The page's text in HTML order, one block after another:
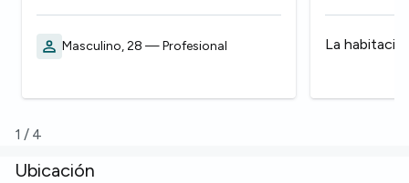
Masculino, 28 — Profesional La
1/ 4
Ubicación